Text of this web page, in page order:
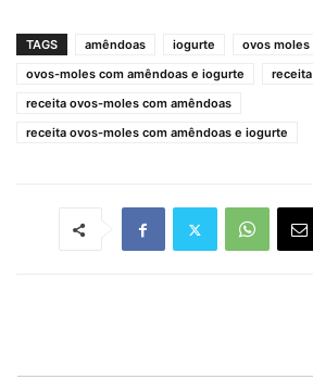
TAGS amêndoas iogurte
ovos moles
ovos-moles com amêndoas e iogurte
receita
receita ovos-moles com amêndoas
receita ovos-moles com amêndoas e iogurte